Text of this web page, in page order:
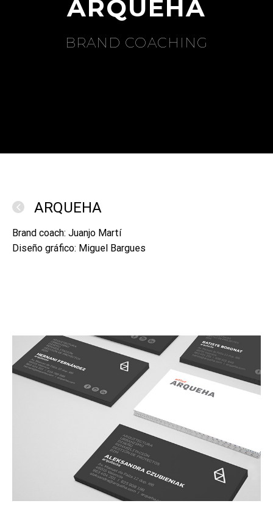
ARQUEHA
BRAND COACHING
ARQUEHA
Brand coach: Juanjo Martí
Diseño gráfico: Miguel Bargues